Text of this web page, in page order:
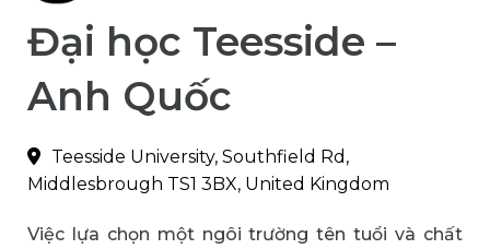
Đại học Teesside –
Anh Quốc
Teesside University, Southfield Rd,
Middlesbrough TS1 3BX, United Kingdom
Việc lựa chọn một ngôi trường tên tuổi và chất